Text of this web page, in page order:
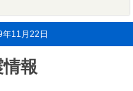
年11月22日
報